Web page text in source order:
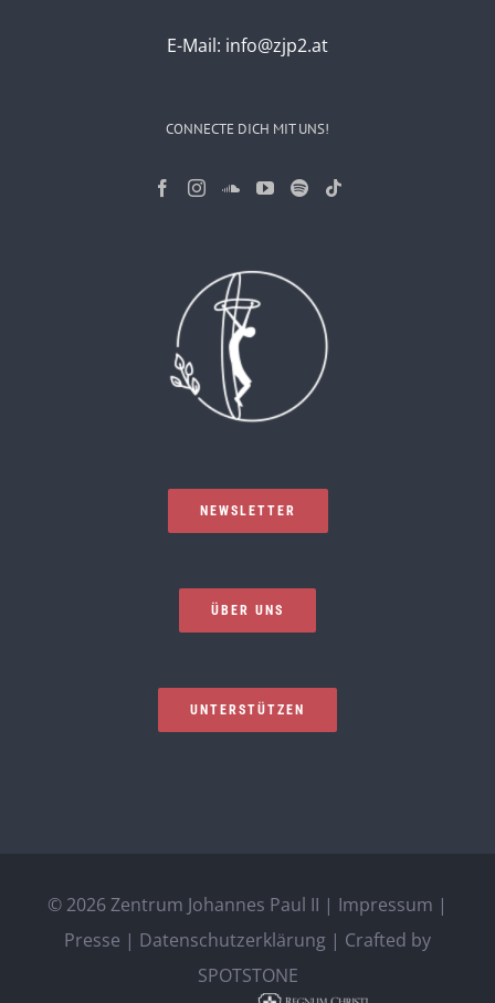
E-Mail: info@zjp2.at
CONNECTE DICH MIT UNS!
NEWSLETTER
ÜBER UNS
UNTERSTÜTZEN
© 2026 Zentrum Johannes Paul II | Impressum |
Presse | Datenschutzerklärung | Crafted by
SPOTSTONE